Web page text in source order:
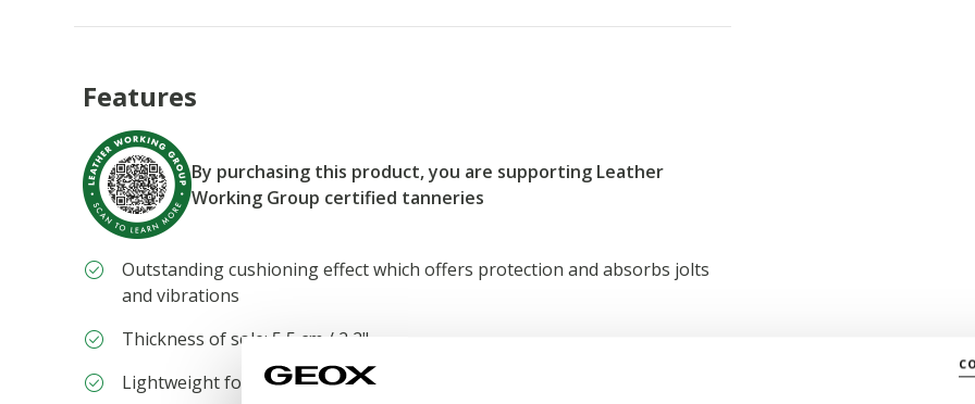
Features
By purchasing this product, you are supporting Leather
Working Group certified tanneries
Outstanding cushioning effect which offers protection and absorbs jolts
and vibrations
Thickness of sole: 5,5 cm / 2,2"
Lightweight footwear